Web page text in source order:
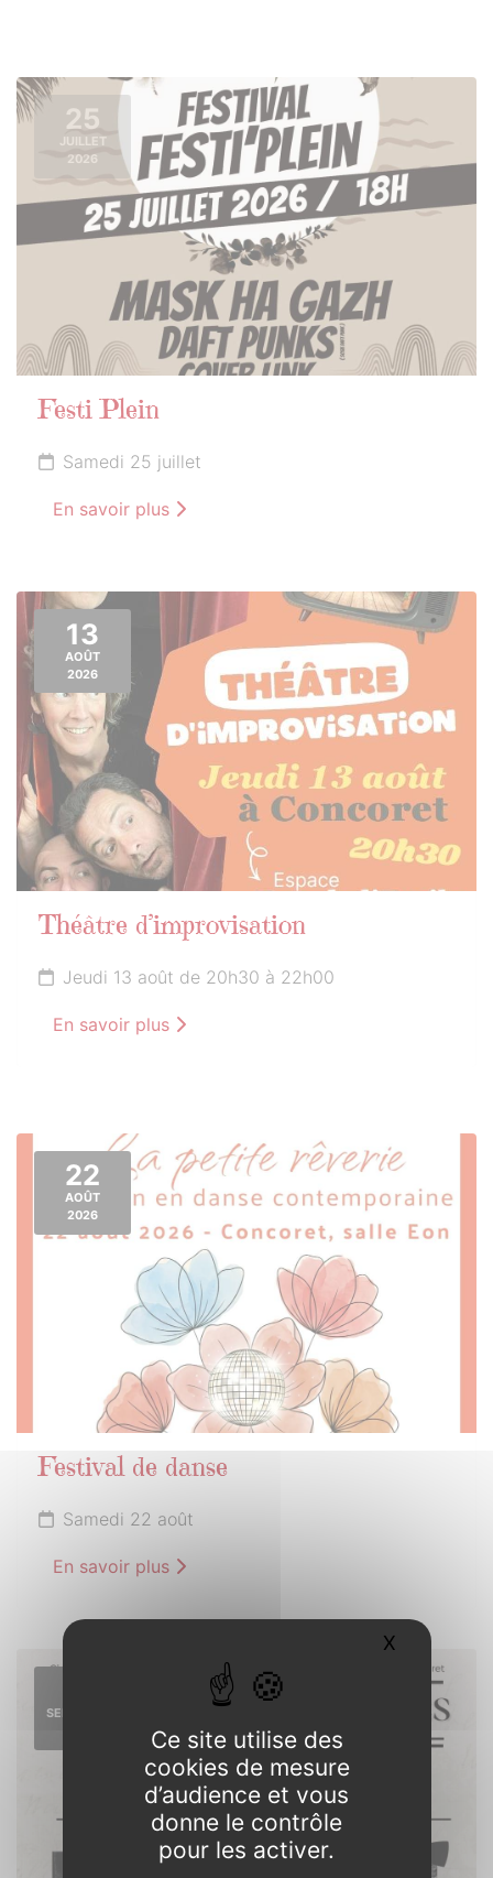
25
JUILLET
2026
Festi Plein
Samedi 25 juillet
En savoir plus
13
AOÛT
2026
Théâtre d’improvisation
Jeudi 13 août de 20h30 à 22h00
En savoir plus
22
AOÛT
2026
Festival de danse
Samedi 22 août
En savoir plus
SEPTEMBRE
Ce site utilise des
cookies de mesure
d’audience et vous
donne le contrôle
pour les activer.
X Masquer